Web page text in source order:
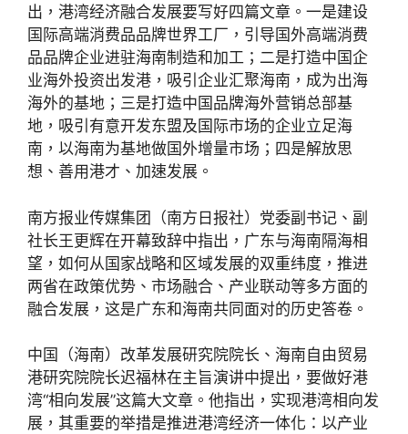
出，港湾经济融合发展要写好四篇文章。一是建设
国际高端消费品品牌世界工厂，引导国外高端消费
品品牌企业进驻海南制造和加工；二是打造中国企
业海外投资出发港，吸引企业汇聚海南，成为出海
海外的基地；三是打造中国品牌海外营销总部基
地，吸引有意开发东盟及国际市场的企业立足海
南，以海南为基地做国外增量市场；四是解放思
想、善用港才、加速发展。
南方报业传媒集团（南方日报社）党委副书记、副
社长王更辉在开幕致辞中指出，广东与海南隔海相
望，如何从国家战略和区域发展的双重纬度，推进
两省在政策优势、市场融合、产业联动等多方面的
融合发展，这是广东和海南共同面对的历史答卷。
中国（海南）改革发展研究院院长、海南自由贸易
港研究院院长迟福林在主旨演讲中提出，要做好港
湾“相向发展”这篇大文章。他指出，实现港湾相向发
展，其重要的举措是推进港湾经济一体化：以产业